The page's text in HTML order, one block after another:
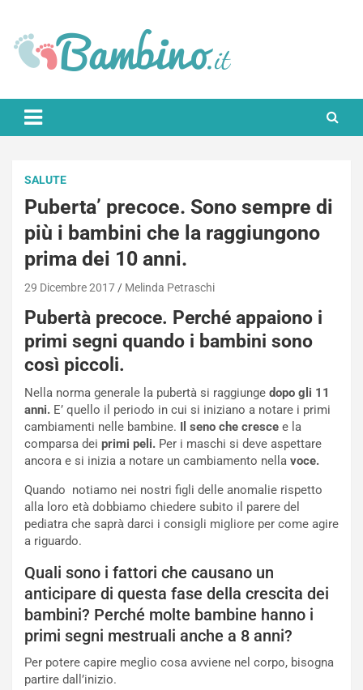
content
Bambino.it
SALUTE
Puberta’ precoce. Sono sempre di
più i bambini che la raggiungono
prima dei 10 anni.
29 Dicembre 2017 Melinda Petraschi
Pubertà precoce. Perché appaiono i
primi segni quando i bambini sono
così piccoli.
Nella norma generale la pubertà si raggiunge dopo gli 11
anni. E’ quello il periodo in cui si iniziano a notare i primi
cambiamenti nelle bambine. Il seno che cresce e la
comparsa dei primi peli. Per i maschi si deve aspettare
ancora e si inizia a notare un cambiamento nella voce.
Quando notiamo nei nostri figli delle anomalie rispetto
alla loro età dobbiamo chiedere subito il parere del
pediatra che saprà darci i consigli migliore per come agire
a riguardo.
Quali sono i fattori che causano un
anticipare di questa fase della crescita dei
bambini? Perché molte bambine hanno i
primi segni mestruali anche a 8 anni?
Per potere capire meglio cosa avviene nel corpo, bisogna
partire dall’inizio.